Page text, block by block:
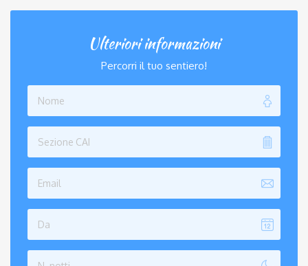
Ulteriori informazioni
Percorri il tuo sentiero!